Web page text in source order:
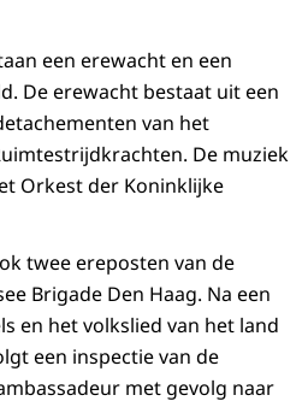
een erewacht en een
De erewacht bestaat uit een
van het
De muziek
Orkest der Koninklijke
twee ereposten van de
Brigade Den Haag. Na een
en het volkslied van het land
een inspectie van de
met gevolg naar